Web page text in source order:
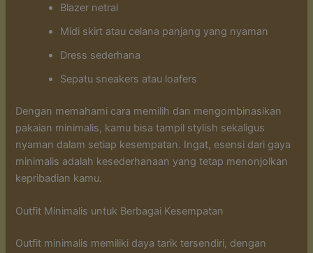
Blazer netral
Midi skirt atau celana panjang yang nyaman
Dress sederhana
Sepatu sneakers atau loafers
Dengan memahami cara memilih dan mengombinasikan
pakaian minimalis, kamu bisa tampil stylish sekaligus
nyaman dalam setiap kesempatan. Ingat, esensi dari gaya
minimalis adalah kesederhanaan yang tetap menonjolkan
kepribadian kamu.
Outfit Minimalis untuk Berbagai Kesempatan
Outfit minimalis memiliki daya tarik tersendiri, dengan